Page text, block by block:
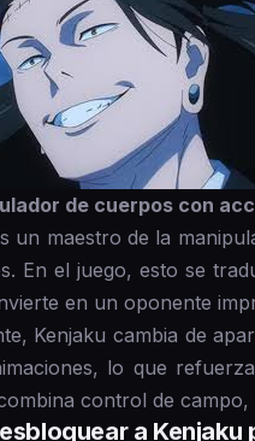
de cuerpos con
un maestro de la
En el juego, esto se
en un oponente
Kenjaku cambia de
lo que
control de
a Kenjaku